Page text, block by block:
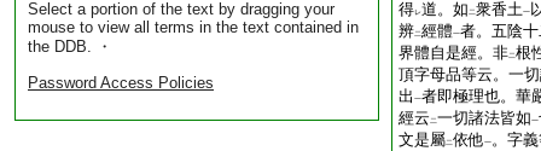
Select a portion of the text by dragging your
mouse to view all terms in the text contained in
the DDB. ・
Password Access Policies
得レ道。如 二衆香土一
辨二經體一者。五陰
界體自是經。非二根
頂字母品等云。一
出 一者即極理也。華
經云 二一切諸法皆如一
文是屬二依他一。字